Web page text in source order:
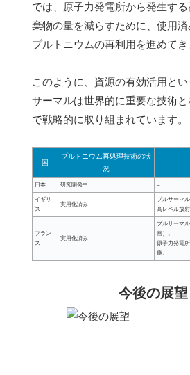
では、原子力発電所から発生す
棄物の量を減らすために、使用
プルトニウムの再利用を進めてき
このように、資源の有効活用と
サーマルは世界的に重要な技術
で戦略的に取り組まれています。
国
プルトニウム再処理技術の状
況
日本 研究開発中 –
イギリ
ス
実用化済み
プルサーマ
高レベル放
フラン
ス
実用化済み
プルサーマ
画）。
原子力発電
施。
今後の展望